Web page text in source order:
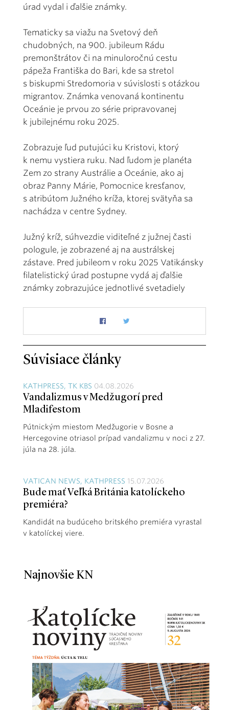
úrad vydal i ďalšie známky.
Tematicky sa viažu na Svetový deň
chudobných, na 900. jubileum Rádu
premonštrátov či na minuloročnú cestu
pápeža Františka do Bari, kde sa stretol
s biskupmi Stredomoria v súvislosti s otázkou
migrantov. Známka venovaná kontinentu
Oceánie je prvou zo série pripravovanej
k jubilejnému roku 2025.
Zobrazuje ľud putujúci ku Kristovi, ktorý
k nemu vystiera ruku. Nad ľudom je planéta
Zem zo strany Austrálie a Oceánie, ako aj
obraz Panny Márie, Pomocnice kresťanov,
s atribútom Južného kríža, ktorej svätyňa sa
nachádza v centre Sydney.
Južný kríž, súhvezdie viditeľné z južnej časti
pologule, je zobrazené aj na austrálskej
zástave. Pred jubileom v roku 2025 Vatikánsky
filatelistický úrad postupne vydá aj ďalšie
známky zobrazujúce jednotlivé svetadiely
Súvisiace články
KATHPRESS, TK KBS 04.08.2026
Vandalizmus v Medžugorí pred
Mladifestom
Pútnickým miestom Medžugorie v Bosne a
Hercegovine otriasol prípad vandalizmu v noci z 27.
júla na 28. júla.
VATICAN NEWS, KATHPRESS 15.07.2026
Bude mať Veľká Británia katolíckeho
premiéra?
Kandidát na budúceho britského premiéra vyrastal
v katolíckej viere.
Najnovšie KN